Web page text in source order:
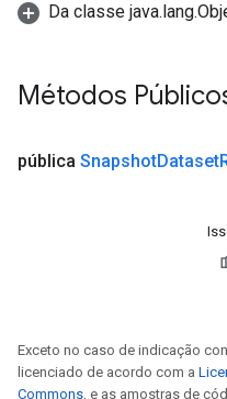
Da classe
Métodos
pública SnapshotDataset
Exceto no caso de indicação
licenciado de acordo com a
Commons, e as amostras de